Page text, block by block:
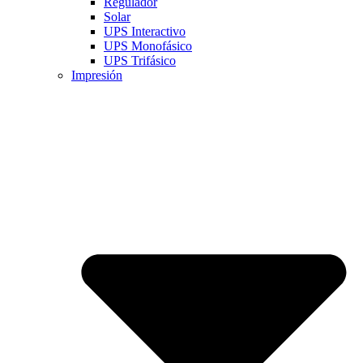
Solar
UPS Interactivo
UPS Monofásico
UPS Trifásico
Impresión